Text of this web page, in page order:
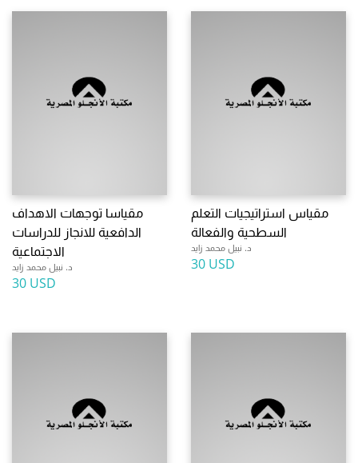
مقياسا توجهات الاهداف
الدافعية للانجاز للدراسات
الاجتماعية
د. نبيل محمد زايد
30 USD
مقياس استراتيجيات التعلم
السطحية والفعالة
د. نبيل محمد زايد
30 USD